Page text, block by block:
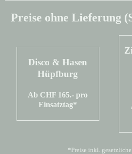
Preise ohne Lieferung
Disco & Hasen
Hüpfburg
Ab CHF 165.- pro
Einsatztag*
*Preise inkl.